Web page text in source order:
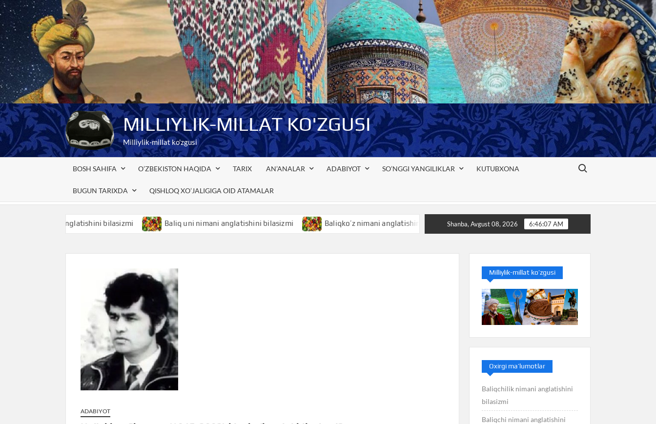
Skip
to
content
MILLIYLIK-MILLAT KO'ZGUSI
Milliylik-millat ko'zgusi
BOSH SAHIFA O’ZBEKISTON HAQIDA TARIX AN’ANALAR ADABIYOT SO’NGGI YANGILIKLAR KUTUBXONA
BUGUN TARIXDA QISHLOQ XO’JALIGIGA OID ATAMALAR
Search for:
nimani anglatishini bilasizmi Baliq uni nimani anglatishini bilasizmi Baliqko’z nimani anglatishini bilasizmi Baliq nimani anglatishini bilasizmi
Shanba, Avgust 08, 2026 6:46:08 AM
ADABIYOT
Milliylik-millat ko’zgusi
Oxirgi ma’lumotlar
Baliqchilik nimani anglatishini
bilasizmi
Baliqchi nimani anglatishini